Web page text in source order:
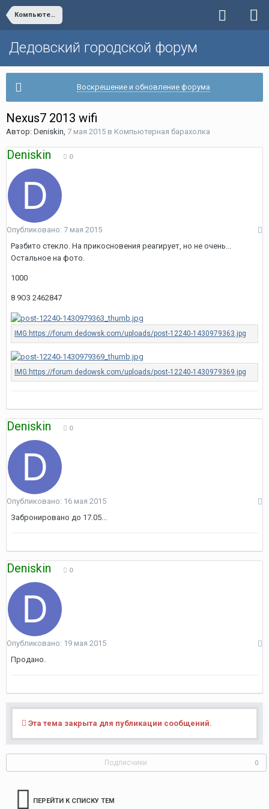
Компьютерная барахолка
Дедовский городской форум
Воскрешение и обновление форума
Nexus7 2013 wifi
Автор: Deniskin, 7 мая 2015 в Компьютерная барахолка
Deniskin 0
Опубликовано: 7 мая 2015
Разбито стекло. На прикосновения реагирует, но не очень...
Остальное на фото.
1000
8 9О3 2462847
Deniskin 0
Опубликовано: 16 мая 2015
Забронировано до 17.05...
Deniskin 0
Опубликовано: 19 мая 2015
Продано.
Эта тема закрыта для публикации сообщений.
Подписчики 0
ПЕРЕЙТИ К СПИСКУ ТЕМ